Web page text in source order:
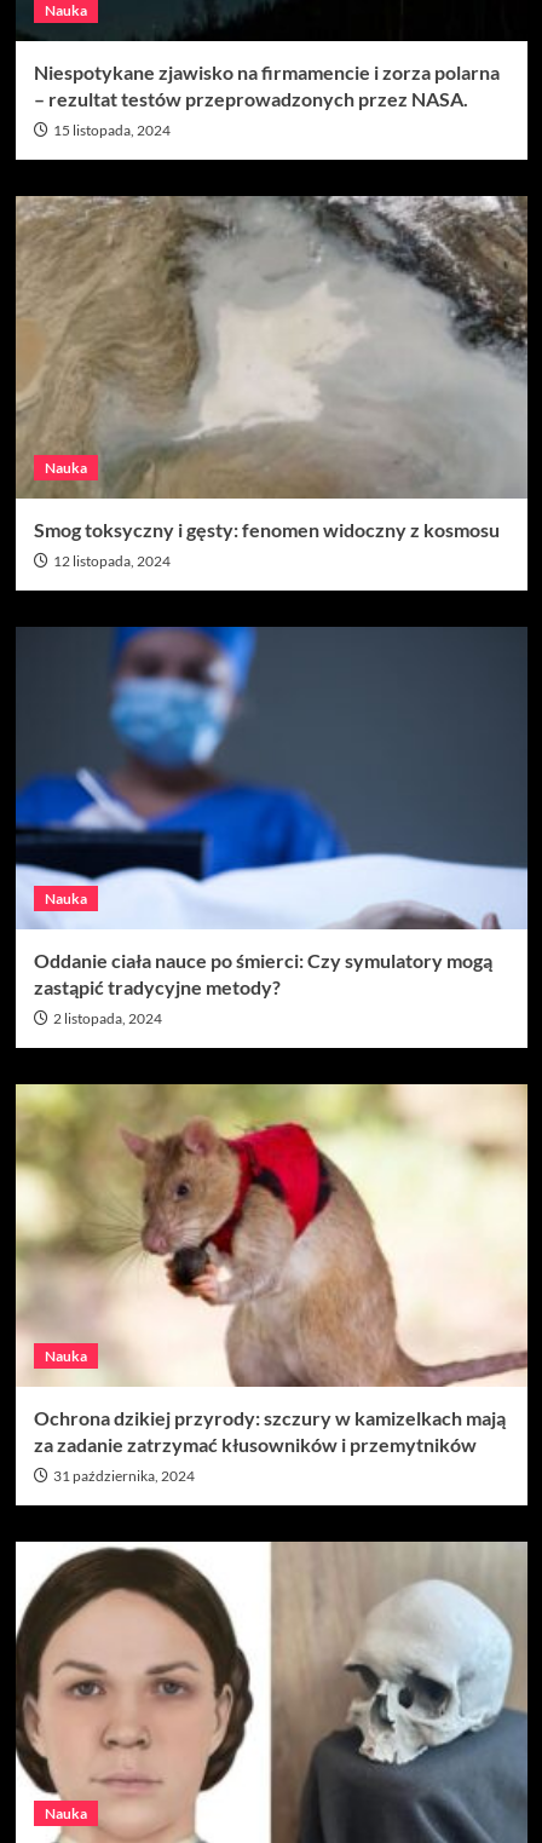
Nauka
Niespotykane zjawisko na firmamencie i zorza polarna
– rezultat testów przeprowadzonych przez NASA.
15 listopada, 2024
Nauka
Smog toksyczny i gęsty: fenomen widoczny z kosmosu
12 listopada, 2024
Nauka
Oddanie ciała nauce po śmierci: Czy symulatory mogą
zastąpić tradycyjne metody?
2 listopada, 2024
Nauka
Ochrona dzikiej przyrody: szczury w kamizelkach mają
za zadanie zatrzymać kłusowników i przemytników
31 października, 2024
Nauka